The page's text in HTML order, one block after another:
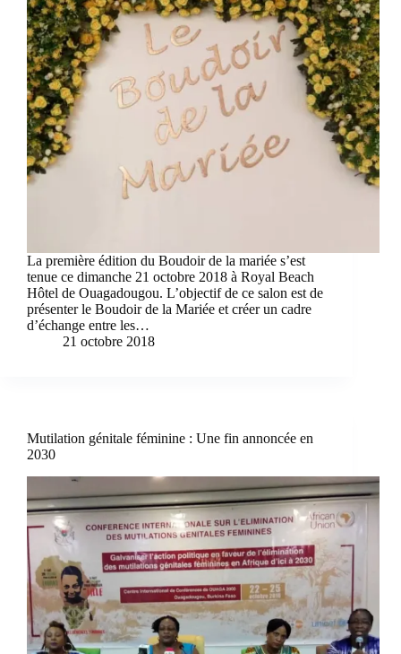
La première édition du Boudoir de la mariée s’est
tenue ce dimanche 21 octobre 2018 à Royal Beach
Hôtel de Ouagadougou. L’objectif de ce salon est de
présenter le Boudoir de la Mariée et créer un cadre
d’échange entre les…
21 octobre 2018
Mutilation génitale féminine : Une fin annoncée en
2030